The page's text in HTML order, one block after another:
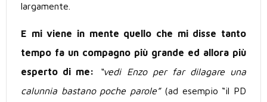
largamente.
E mi viene in mente quello che mi disse tanto
tempo fa un compagno più grande ed allora più
esperto di me:
“vedi Enzo per far dilagare una
calunnia bastano poche parole”(ad esempio “il PD